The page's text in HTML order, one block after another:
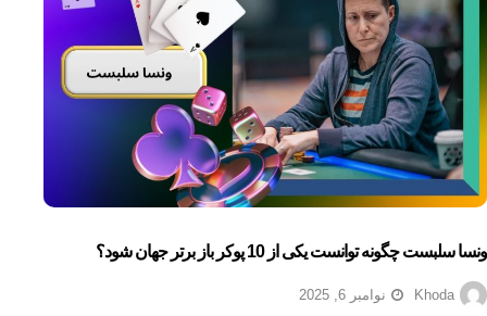
ونسا سلبست چگونه توانست یکی از 10 پوکر باز برتر جهان شود؟
Khoda نوامبر 6, 2025